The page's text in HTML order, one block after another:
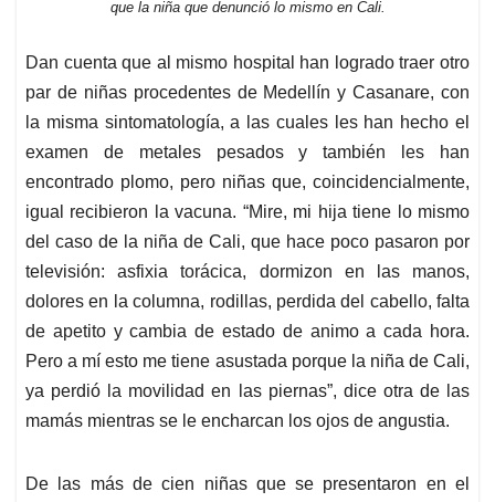
que la niña que denunció lo mismo en Cali.
Dan cuenta que al mismo hospital han logrado traer otro
par de niñas procedentes de Medellín y Casanare, con
la misma sintomatología, a las cuales les han hecho el
examen de metales pesados y también les han
encontrado plomo, pero niñas que, coincidencialmente,
igual recibieron la vacuna. “Mire, mi hija tiene lo mismo
del caso de la niña de Cali, que hace poco pasaron por
televisión: asfixia torácica, dormizon en las manos,
dolores en la columna, rodillas, perdida del cabello, falta
de apetito y cambia de estado de animo a cada hora.
Pero a mí esto me tiene asustada porque la niña de Cali,
ya perdió la movilidad en las piernas”, dice otra de las
mamás mientras se le encharcan los ojos de angustia.
De las más de cien niñas que se presentaron en el